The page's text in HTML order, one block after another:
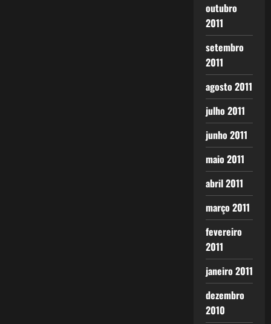
outubro
2011
setembro
2011
agosto 2011
julho 2011
junho 2011
maio 2011
abril 2011
março 2011
fevereiro
2011
janeiro 2011
dezembro
2010